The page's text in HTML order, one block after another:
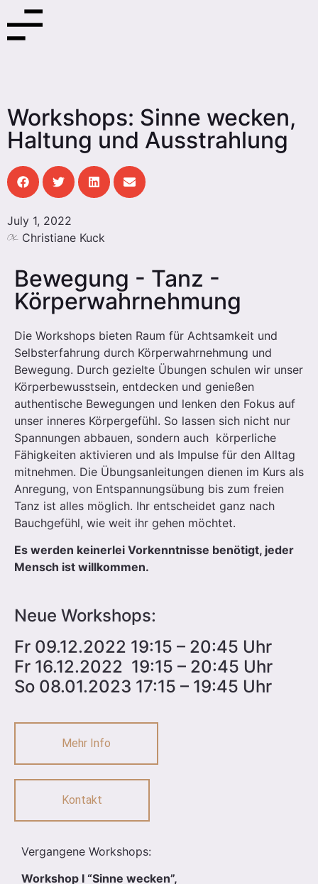
Workshops: Sinne wecken,
Haltung und Ausstrahlung
July 1, 2022
Christiane Kuck
Bewegung - Tanz -
Körperwahrnehmung
Die Workshops bieten Raum für Achtsamkeit und
Selbsterfahrung durch Körperwahrnehmung und
Bewegung. Durch gezielte Übungen schulen wir unser
Körperbewusstsein, entdecken und genießen
authentische Bewegungen und lenken den Fokus auf
unser inneres Körpergefühl. So lassen sich nicht nur
Spannungen abbauen, sondern auch körperliche
Fähigkeiten aktivieren und als Impulse für den Alltag
mitnehmen. Die Übungsanleitungen dienen im Kurs als
Anregung, von Entspannungsübung bis zum freien
Tanz ist alles möglich. Ihr entscheidet ganz nach
Bauchgefühl, wie weit ihr gehen möchtet.
Es werden keinerlei Vorkenntnisse benötigt, jeder
Mensch ist willkommen.
Neue Workshops:
Fr 09.12.2022 19:15 – 20:45 Uhr
Fr 16.12.2022 19:15 – 20:45 Uhr
So 08.01.2023 17:15 – 19:45 Uhr
Mehr Info
Kontakt
Vergangene Workshops:
Workshop I “Sinne wecken”,